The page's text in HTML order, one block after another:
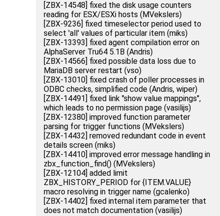
[ZBX-14548] fixed the disk usage counters
reading for ESX/ESXi hosts (MVekslers)
[ZBX-9236] fixed timeselector period used to
select 'all' values of particular item (miks)
[ZBX-13393] fixed agent compilation error on
AlphaServer Tru64 5.1B (Andris)
[ZBX-14566] fixed possible data loss due to
MariaDB server restart (vso)
[ZBX-13010] fixed crash of poller processes in
ODBC checks, simplified code (Andris, wiper)
[ZBX-14491] fixed link "show value mappings",
which leads to no permission page (vasilijs)
[ZBX-12380] improved function parameter
parsing for trigger functions (MVekslers)
[ZBX-14432] removed redundant code in event
details screen (miks)
[ZBX-14410] improved error message handling in
zbx_function_find() (MVekslers)
[ZBX-12104] added limit
ZBX_HISTORY_PERIOD for {ITEM.VALUE}
macro resolving in trigger name (gcalenko)
[ZBX-14402] fixed internal item parameter that
does not match documentation (vasilijs)